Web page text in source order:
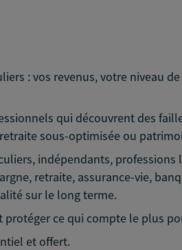
: vos revenus, votre niveau
qui découvrent des
sous-optimisée ou
indépendants, professions
retraite, assurance-vie,
sur le long terme.
protéger ce qui compte le plus
et offert.